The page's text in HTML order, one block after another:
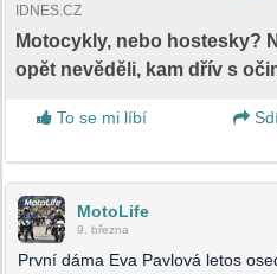
IDNES.CZ
Motocykly, nebo hostesky?
opět nevěděli, kam dřív s
To se mi líbí
MotoLife
9. března
První dáma Eva Pavlová letos